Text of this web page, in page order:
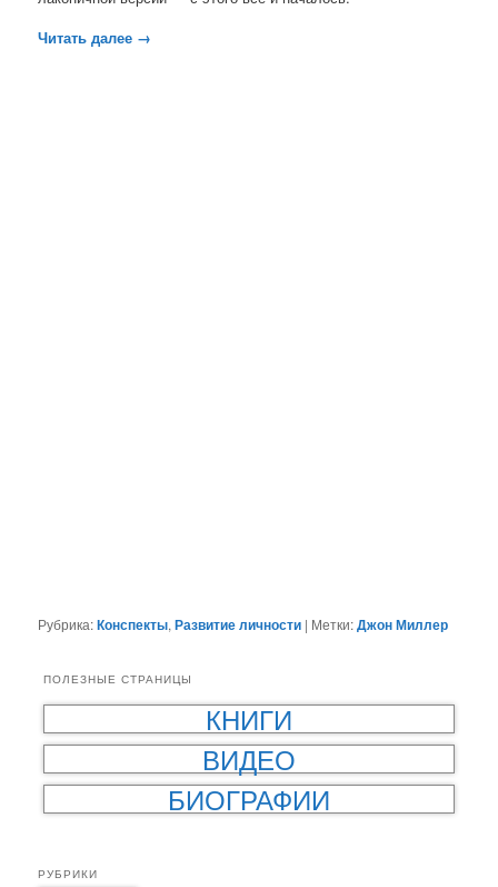
Читать далее →
Рубрика:Конспекты,Развитие личности | Метки:Джон Миллер
ПОЛЕЗНЫЕ СТРАНИЦЫ
КНИГИ
ВИДЕО
БИОГРАФИИ
РУБРИКИ